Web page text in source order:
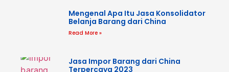
Mengenal Apa Itu Jasa Konsolidator
Belanja Barang dari China
Read More »
Jasa Impor Barang dari China
Terpercaya 2023